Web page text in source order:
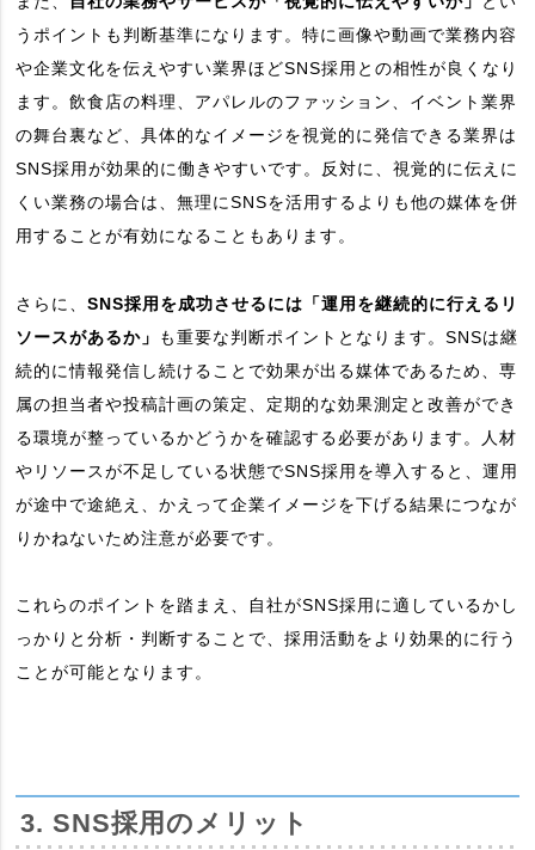
うポイントも判断基準になります。特に画像や動画で業務内容
や企業文化を伝えやすい業界ほどSNS採用との相性が良くなり
ます。飲食店の料理、アパレルのファッション、イベント業界
の舞台裏など、具体的なイメージを視覚的に発信できる業界は
SNS採用が効果的に働きやすいです。反対に、視覚的に伝えに
くい業務の場合は、無理にSNSを活用するよりも他の媒体を併
用することが有効になることもあります。
さらに、SNS採用を成功させるには「運用を継続的に行えるリ
ソースがあるか」
も重要な判断ポイントとなります。SNSは継
続的に情報発信し続けることで効果が出る媒体であるため、専
属の担当者や投稿計画の策定、定期的な効果測定と改善ができ
る環境が整っているかどうかを確認する必要があります。人材
やリソースが不足している状態でSNS採用を導入すると、運用
が途中で途絶え、かえって企業イメージを下げる結果につなが
りかねないため注意が必要です。
これらのポイントを踏まえ、自社がSNS採用に適しているかし
っかりと分析・判断することで、採用活動をより効果的に行う
ことが可能となります。
3. SNS採用のメリット